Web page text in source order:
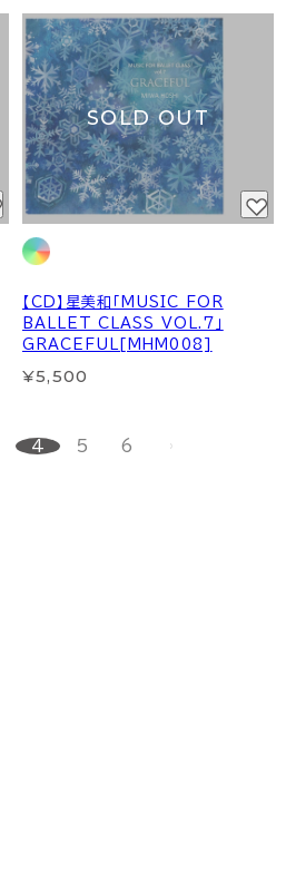
SOLD OUT
【CD】星美和「MUSIC FOR
BALLET CLASS VOL.7」
GRACEFUL[MHM008]
¥5,500
4 5 6